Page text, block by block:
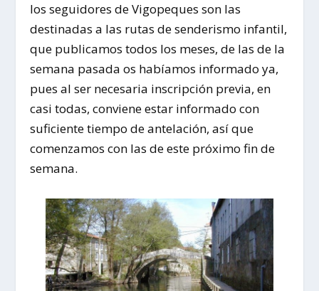
los seguidores de Vigopeques son las
destinadas a las rutas de senderismo infantil,
que publicamos todos los meses, de las de la
semana pasada os habíamos informado ya,
pues al ser necesaria inscripción previa, en
casi todas, conviene estar informado con
suficiente tiempo de antelación, así que
comenzamos con las de este próximo fin de
semana.